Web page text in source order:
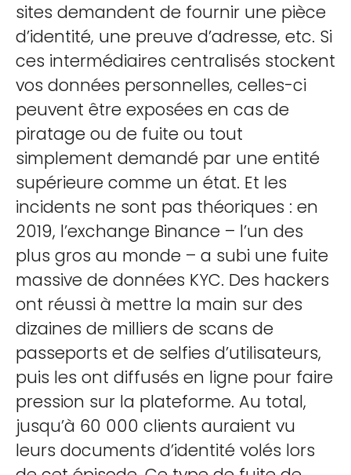
sites demandent de fournir une pièce
d’identité, une preuve d’adresse, etc. Si
ces intermédiaires centralisés stockent
vos données personnelles, celles-ci
peuvent être exposées en cas de
piratage ou de fuite ou tout
simplement demandé par une entité
supérieure comme un état. Et les
incidents ne sont pas théoriques : en
2019, l’exchange Binance – l’un des
plus gros au monde – a subi une fuite
massive de données KYC. Des hackers
ont réussi à mettre la main sur des
dizaines de milliers de scans de
passeports et de selfies d’utilisateurs,
puis les ont diffusés en ligne pour faire
pression sur la plateforme. Au total,
jusqu’à 60 000 clients auraient vu
leurs documents d’identité volés lors